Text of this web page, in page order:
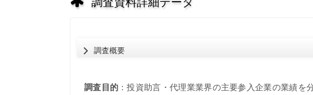
調査概要
調査目的 ：投資助言・代理業業界の主要参入企業の業績